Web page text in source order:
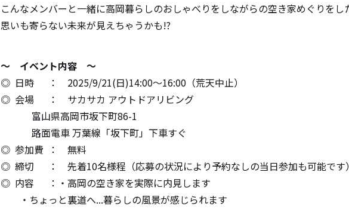
こんなメンバーと一緒に高岡暮らしのおしゃべりをしながらの空き家めぐりをし
思いも寄らない未来が見えちゃうかも⁉
～ イベント内容 ～
◎ 日時 ： 2025/9/21(日)14:00～16:00（荒天中止）
◎ 会場 ： サカサカ アウトドアリビング
富山県高岡市坂下町86-1
路面電車 万葉線「坂下町」下車すぐ
◎ 参加費 ： 無料
◎ 締切 ： 先着10名様程（応募の状況により予約なしの当日参加も可能です
◎ 内容 ：・高岡の空き家を実際に内見します
・ちょっと裏道へ...暮らしの風景が感じられます